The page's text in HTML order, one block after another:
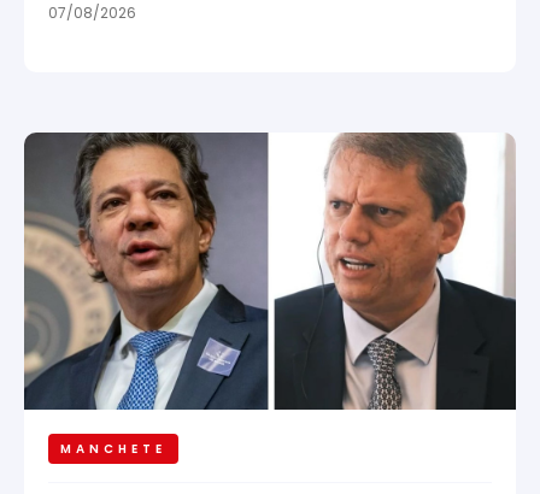
07/08/2026
MANCHETE